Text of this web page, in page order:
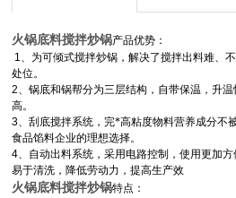
火锅底料搅拌炒锅产品优势：
1、 为可倾式搅拌炒锅，解决了搅拌出料难、
处位。
2、锅底和锅帮分为三层结构，自带保温，升
高。
3、刮底搅拌系统，完*高粘度物料营养成分不
食品馅料企业的理想选择。
4、自动出料系统，采用电路控制，使用更加
易于清洗，降低劳动力，提高生产效
火锅底料搅拌炒锅特点：